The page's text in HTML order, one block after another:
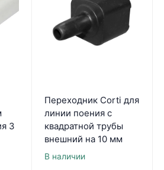
3
Переходник Corti для
линии поения с
квадратной трубы
внешний на 10 мм
В наличии